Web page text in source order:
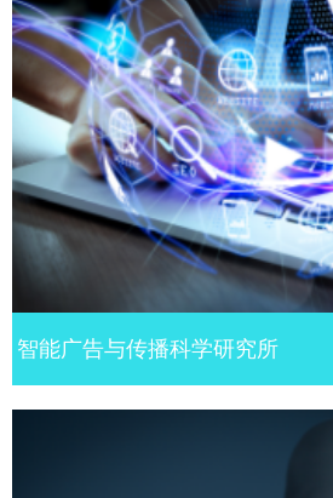
智能广告与传播科学研究所